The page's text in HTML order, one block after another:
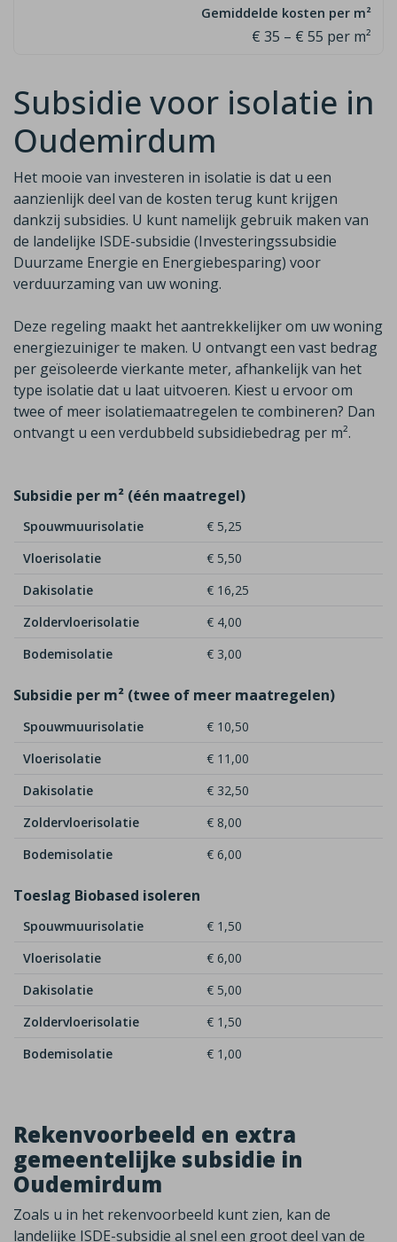
€ 35 – € 55 per m²
Subsidie voor isolatie in
Oudemirdum
Het mooie van investeren in isolatie is dat u een
aanzienlijk deel van de kosten terug kunt krijgen
dankzij subsidies. U kunt namelijk gebruik maken van
de landelijke ISDE-subsidie (Investeringssubsidie
Duurzame Energie en Energiebesparing) voor
verduurzaming van uw woning.
Deze regeling maakt het aantrekkelijker om uw woning
energiezuiniger te maken. U ontvangt een vast bedrag
per geïsoleerde vierkante meter, afhankelijk van het
type isolatie dat u laat uitvoeren. Kiest u ervoor om
twee of meer isolatiemaatregelen te combineren? Dan
ontvangt u een verdubbeld subsidiebedrag per m².
Subsidie per m² (één maatregel)
Spouwmuurisolatie
€ 5,25
Vloerisolatie
€ 5,50
Dakisolatie
€ 16,25
Zoldervloerisolatie
€ 4,00
Bodemisolatie
€ 3,00
Subsidie per m² (twee of meer maatregelen)
Spouwmuurisolatie
€ 10,50
Vloerisolatie
€ 11,00
Dakisolatie
€ 32,50
Zoldervloerisolatie
€ 8,00
Bodemisolatie
€ 6,00
Toeslag Biobased isoleren
Spouwmuurisolatie
€ 1,50
Vloerisolatie
€ 6,00
Dakisolatie
€ 5,00
Zoldervloerisolatie
€ 1,50
Bodemisolatie
€ 1,00
Rekenvoorbeeld en extra
gemeentelijke subsidie in
Oudemirdum
Zoals u in het rekenvoorbeeld kunt zien, kan de
landelijke ISDE-subsidie al snel een groot deel van de